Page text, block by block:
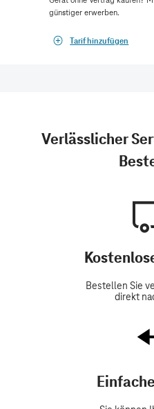
günstiger erwerben.
Tarif hinzufügen